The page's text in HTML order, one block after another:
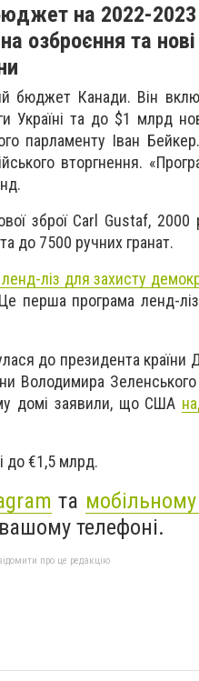
на 2022-2023
озброєння та
бюджет Канади. Він
Україні та до $1 млрд
парламенту Іван
вторгнення.
зброї Carl Gustaf, 2000
до 7500 ручних гранат.
ліз для захисту
перша програма ленд-
до президента країни
Володимира
домі заявили, що США
до €1,5 млрд.
та
телефоні.
про це редакцію